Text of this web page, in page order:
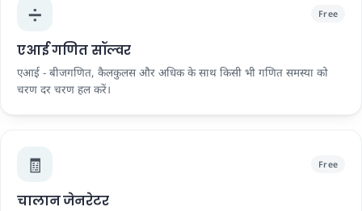
➗ Free
एआई गणित सॉल्वर
एआई - बीजगणित, कैलकुलस और अधिक के साथ किसी भी गणित समस्या को
चरण दर चरण हल करें।
🧾 Free
चालान जेनरेटर